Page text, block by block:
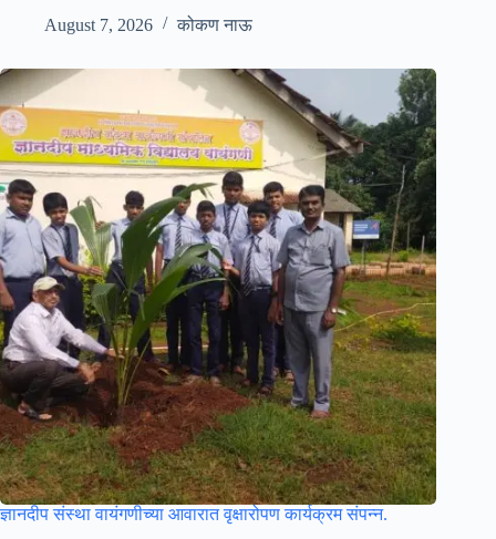
August 7, 2026
कोकण नाऊ
ज्ञानदीप संस्था वायंगणीच्या आवारात वृक्षारोपण कार्यक्रम संपन्न.